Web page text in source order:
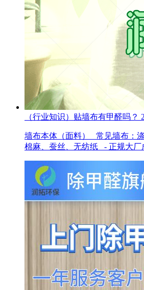
（行业知识）贴墙布有甲醛吗？
墙布本体（面料） 常见墙布：涤
棉麻、蚕丝、无纺纸 - 正规大厂